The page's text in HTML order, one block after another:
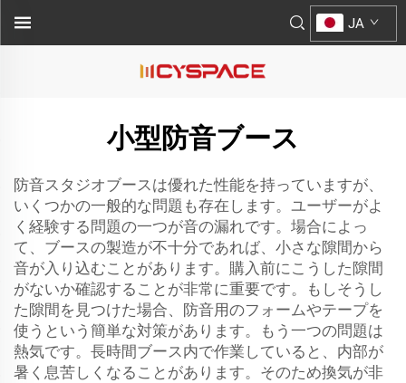
JA
小型防音ブース
防音スタジオブースは優れた性能を持っていますが、
いくつかの一般的な問題も存在します。ユーザーがよ
く経験する問題の一つが音の漏れです。場合によっ
て、ブースの製造が不十分であれば、小さな隙間から
音が入り込むことがあります。購入前にこうした隙間
がないか確認することが非常に重要です。もしそうし
た隙間を見つけた場合、防音用のフォームやテープを
使うという簡単な対策があります。もう一つの問題は
熱気です。長時間ブース内で作業していると、内部が
暑く息苦しくなることがあります。そのため換気が非